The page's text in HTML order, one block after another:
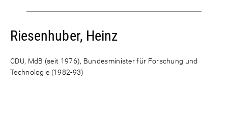
Riesenhuber, Heinz
CDU, MdB (seit 1976), Bundesminister für Forschung und
Technologie (1982-93)